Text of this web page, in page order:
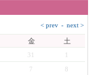
金 土
31
1
7
8